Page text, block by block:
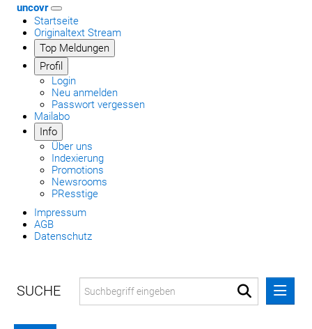
uncovr
Startseite
Originaltext Stream
Top Meldungen
Profil
Login
Neu anmelden
Passwort vergessen
Mailabo
Info
Über uns
Indexierung
Promotions
Newsrooms
PResstige
Impressum
AGB
Datenschutz